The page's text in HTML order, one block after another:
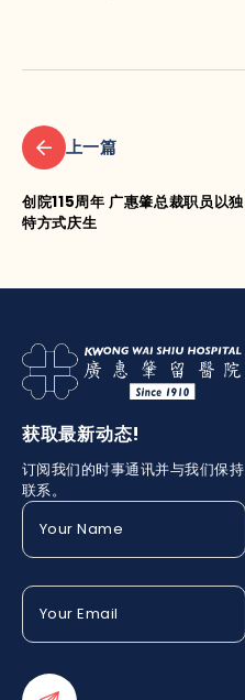
上一篇
创院115周年 广惠肇总裁职员以独
特方式庆生
获取最新动态!
订阅我们的时事通讯并与我们保持
联系。
Your
Name
Your
Email